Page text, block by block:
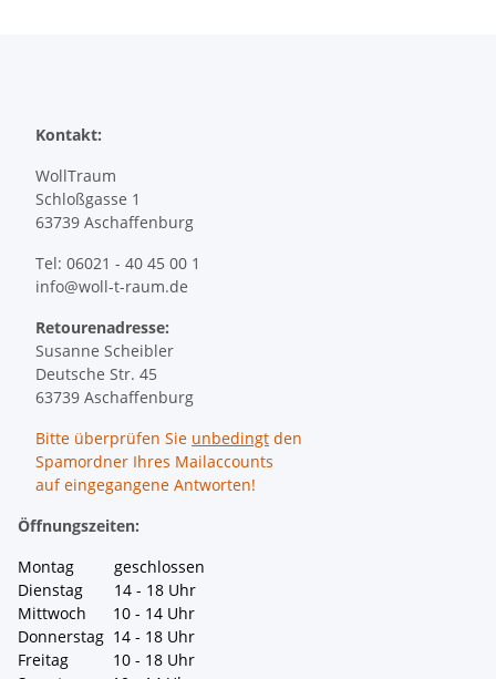
Kontakt:
WollTraum
Schloßgasse 1
63739 Aschaffenburg
Tel: 06021 - 40 45 00 1
info@woll-t-raum.de
Retourenadresse:
Susanne Scheibler
Deutsche Str. 45
63739 Aschaffenburg
Bitte überprüfen Sie unbedingt den
Spamordner Ihres Mailaccounts
auf eingegangene Antworten!
Öffnungszeiten:
Montag geschlossen
Dienstag 14 - 18 Uhr
Mittwoch 10 - 14 Uhr
Donnerstag 14 - 18 Uhr
Freitag 10 - 18 Uhr